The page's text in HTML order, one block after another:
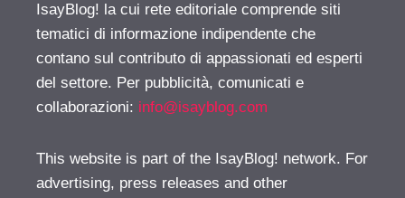
IsayBlog! la cui rete editoriale comprende siti
tematici di informazione indipendente che
contano sul contributo di appassionati ed esperti
del settore. Per pubblicità, comunicati e
collaborazioni: info@isayblog.com
This website is part of the IsayBlog! network. For
advertising, press releases and other